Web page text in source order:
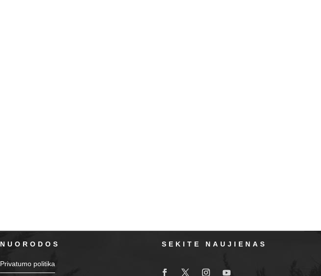
NUORODOS
Privatumo politika
SEKITE NAUJIENAS